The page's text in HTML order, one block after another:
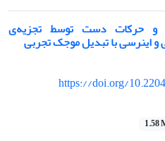
و حرکات دست توسط تجزیه‌ی
و اینرسی با تبدیل موجک تجربی
https://doi.org/
1.58